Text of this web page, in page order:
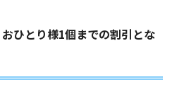
ひとり様1個までの割引とな